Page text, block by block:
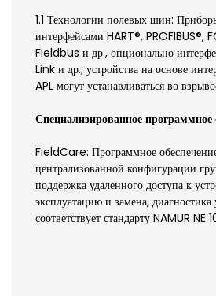
1.1 Технологии полевых шин:
интерфейсами HART®, PROFIBUS®,
Fieldbus и др., опционально
Link и др.; устройства на основе
APL могут устанавливаться во
Специализированное программное
FieldCare: Программное
централизованной конфигурации
поддержка удаленного доступа к
эксплуатацию и замена, диагностика
соответствует стандарту NAMUR NE